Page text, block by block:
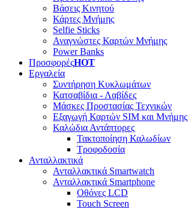
Βάσεις Κινητού
Κάρτες Μνήμης
Selfie Sticks
Αναγνώστες Καρτών Μνήμης
Power Banks
ΠροσφορέςHOT
Εργαλεία
Συντήρηση Κυκλωμάτων
Κατσαβίδια - Λαβίδες
Μάσκες Προστασίας Τεχνικών
Εξαγωγή Καρτών SIM και Μνήμης
Καλώδια Αντάπτορες
Τακτοποίηση Καλωδίων
Τροφοδοσία
Ανταλλακτικά
Ανταλλακτικά Smartwatch
Ανταλλακτικά Smartphone
Οθόνες LCD
Touch Screen